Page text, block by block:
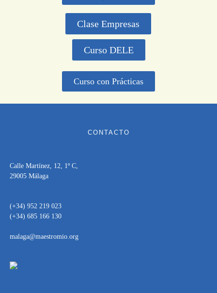
Clase Empresas
Curso DELE
Curso con Prácticas
CONTACTO
Calle Martínez, 12, 1º C,
29005 Málaga
(+34) 952 219 023
(+34) 685 166 130
malaga@maestromio.org